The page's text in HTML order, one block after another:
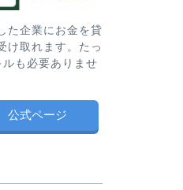
た企業にお金を貸
け取れます。たっ
も必要ありませ
公式ページ